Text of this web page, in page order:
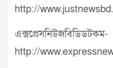
http://
এক্সপ্রেসনিউজবিডিডটকম-
http://